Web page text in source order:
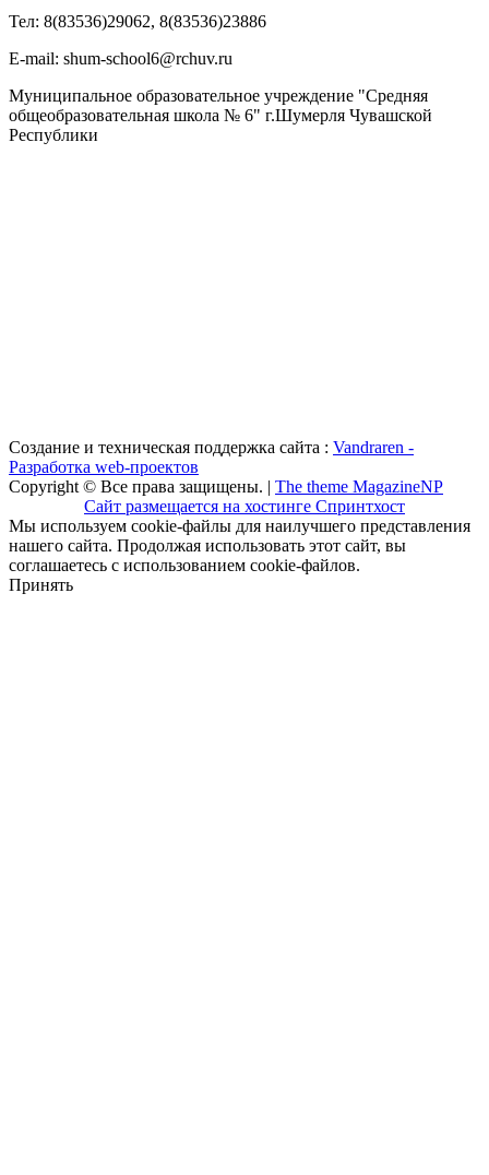
Тел: 8(83536)29062, 8(83536)23886
Е-mail: shum-school6@rchuv.ru
Муниципальное образовательное учреждение "Средняя
общеобразовательная школа № 6" г.Шумерля Чувашской
Республики
Создание и техническая поддержка сайта : Vandraren -
Разработка web-проектов
Copyright © Все права защищены. | The theme MagazineNP
Сайт размещается на хостинге Спринтхост
Мы используем cookie-файлы для наилучшего представления
нашего сайта. Продолжая использовать этот сайт, вы
соглашаетесь с использованием cookie-файлов.
Принять